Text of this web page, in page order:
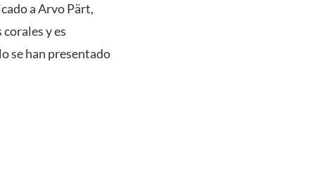
a Arvo Pärt,
y es
se han presentado